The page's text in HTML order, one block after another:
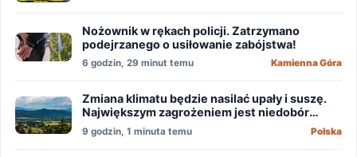
Nożownik w rękach policji. Zatrzymano
podejrzanego o usiłowanie zabójstwa!
6 godzin, 29 minut temu Kamienna Góra
Zmiana klimatu będzie nasilać upały i suszę.
Największym zagrożeniem jest niedobór
wody
9 godzin, 1 minuta temu Polska